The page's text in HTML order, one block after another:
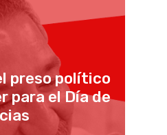
preso político
para el Día de